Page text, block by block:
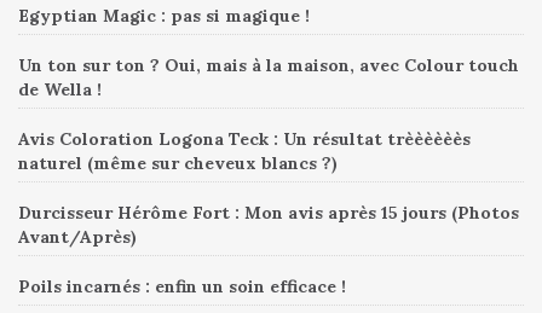
Egyptian Magic : pas si magique !
Un ton sur ton ? Oui, mais à la maison, avec Colour touch
de Wella !
Avis Coloration Logona Teck : Un résultat trèèèèèès
naturel (même sur cheveux blancs ?)
Durcisseur Hérôme Fort : Mon avis après 15 jours (Photos
Avant/Après)
Poils incarnés : enfin un soin efficace !